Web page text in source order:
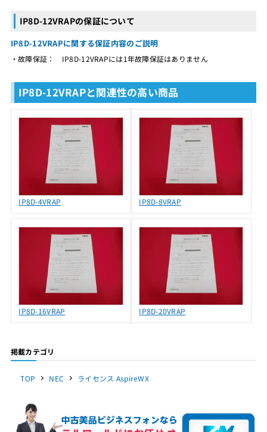
IP8D-12VRAPの保証について
IP8D-12VRAPに関する保証内容のご説明
・故障保証： IP8D-12VRAPには1年故障保証はありません
IP8D-12VRAPと関連性の高い商品
IP8D-4VRAP IP8D-8VRAP
IP8D-16VRAP IP8D-20VRAP
掲載カテゴリ
TOP NEC ライセンス AspireWX